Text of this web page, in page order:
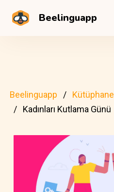
Beelinguapp
Beelinguapp Kütüphane
Kadınları Kutlama Günü